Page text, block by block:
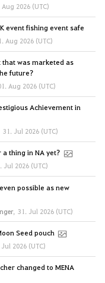
Aug 2026 (UTC)
event fishing event safe
Aug 2026 (UTC)
was marketed as
future?
Aug 2026 (UTC)
Achievement in
31. Jul 2026 (UTC)
thing in NA yet?
Jul 2026 (UTC)
possible as new
, 31. Jul 2026 (UTC)
Seed pouch
2026 (UTC)
changed to MENA